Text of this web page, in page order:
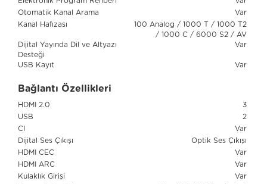
Otomatik Kanal Arama
Var
Kanal Hafızası
100 Analog / 1000 T / 1000 T2
/ 1000 C / 6000 S2 / AV
Dijital Yayında Dil ve Altyazı
Desteği
Var
USB Kayıt Var
Bağlantı Özellikleri
HDMI 2.0
3
USB
2
CI
Var
Dijital Ses Çıkışı
Optik Ses Çıkışı
HDMI CEC
Var
HDMI ARC
Var
Kulaklık Girişi
Var